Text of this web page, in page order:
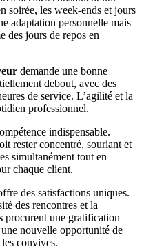
soirée, les week-ends et jours
adaptation personnelle mais
des jours de repos en
demande une bonne
debout, avec des
de service. L’agilité et la
professionnel.
indispensable.
rester concentré, souriant et
simultanément tout en
chaque client.
des satisfactions uniques.
des rencontres et la
procurent une gratification
nouvelle opportunité de
convives.